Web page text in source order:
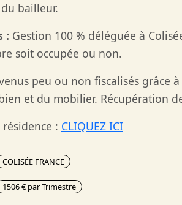
bailleur.
: Gestion 100 % déléguée à
soit occupée ou non.
peu ou non fiscalisés grâce à
et du mobilier. Récupération
: CLIQUEZ ICI
COLISÉE FRANCE
1506 € par Trimestre